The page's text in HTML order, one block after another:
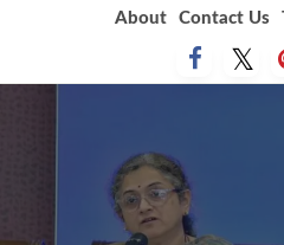
About Contact Us